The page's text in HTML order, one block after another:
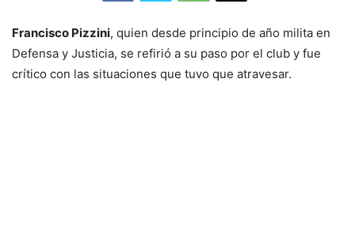
Francisco Pizzini, quien desde principio de año milita en
Defensa y Justicia, se refirió a su paso por el club y fue
crítico con las situaciones que tuvo que atravesar.